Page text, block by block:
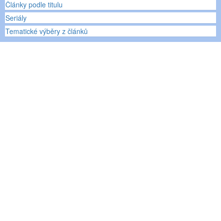
Články podle titulu
Seriály
Tematické výběry z článků